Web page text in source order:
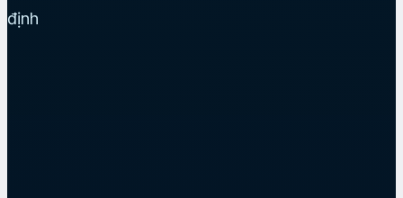
định